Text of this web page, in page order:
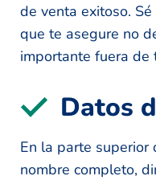
de venta exitoso.
que te asegure no
importante fuera de
Datos
En la parte superior
nombre completo,